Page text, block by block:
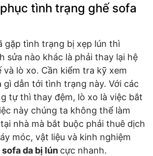
tình trạng ghế sofa
gặp tình trạng bị xẹp lún thì
sửa nào khác là phải thay lại hệ
lò xo. Cần kiểm tra kỹ xem
gì dẫn tới tình trạng này. Với các
tự thì thay đệm, lò xo là việc bắt
này chúng ta không thể làm
nhà mà bắt buộc phải thuê dịch
móc, vật liệu và kinh nghiệm
da bị lún cực nhanh.